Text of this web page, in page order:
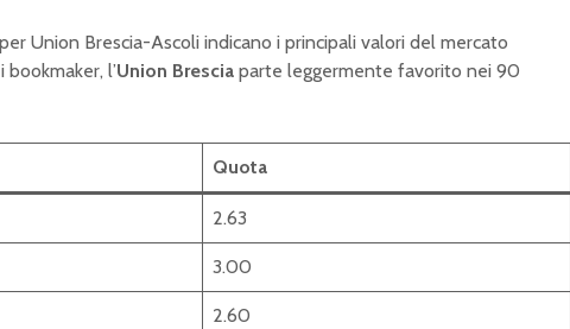
Union Brescia-Ascoli indicano i principali valori del mercato
l’Union Brescia parte leggermente favorito nei 90
Quota
2.63
3.00
2.60